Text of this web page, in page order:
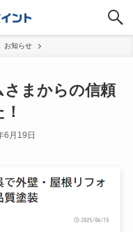
お知らせ
まからの信頼
6月19日